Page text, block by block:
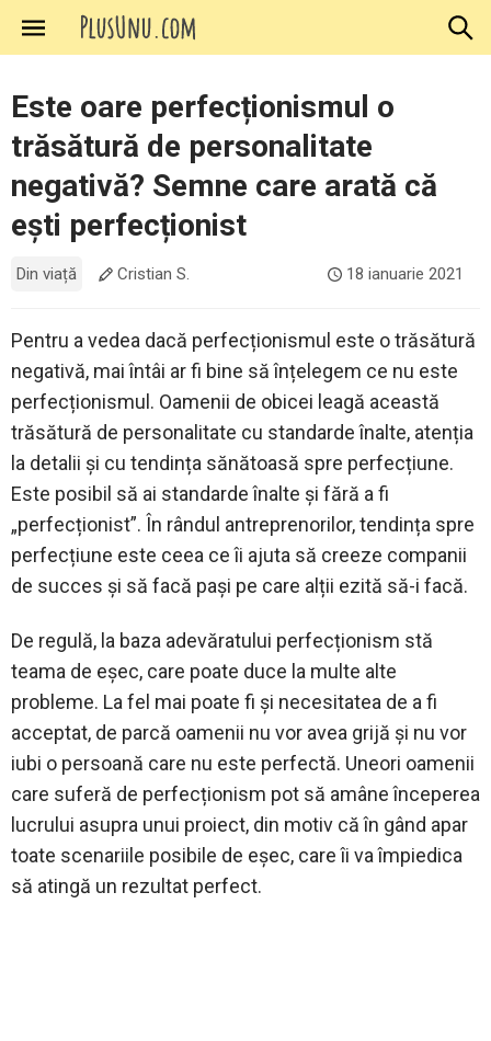
Este oare perfecționismul o
trăsătură de personalitate
negativă? Semne care arată că
ești perfecționist
Din viață Cristian S. 18 ianuarie 2021
Pentru a vedea dacă perfecționismul este o trăsătură
negativă, mai întâi ar fi bine să înțelegem ce nu este
perfecționismul. Oamenii de obicei leagă această
trăsătură de personalitate cu standarde înalte, atenția
la detalii și cu tendința sănătoasă spre perfecțiune.
Este posibil să ai standarde înalte și fără a fi
„perfecționist”. În rândul antreprenorilor, tendința spre
perfecțiune este ceea ce îi ajuta să creeze companii
de succes și să facă pași pe care alții ezită să-i facă.
De regulă, la baza adevăratului perfecționism stă
teama de eșec, care poate duce la multe alte
probleme. La fel mai poate fi și necesitatea de a fi
acceptat, de parcă oamenii nu vor avea grijă și nu vor
iubi o persoană care nu este perfectă. Uneori oamenii
care suferă de perfecționism pot să amâne începerea
lucrului asupra unui proiect, din motiv că în gând apar
toate scenariile posibile de eșec, care îi va împiedica
să atingă un rezultat perfect.